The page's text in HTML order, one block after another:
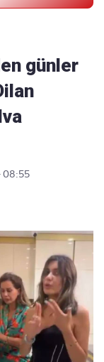
günler
08:55